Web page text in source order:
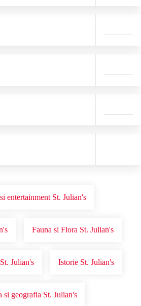
entertainment St. Julian's
Fauna si Flora St. Julian's
Julian's Istorie St. Julian's
si geografia St. Julian's